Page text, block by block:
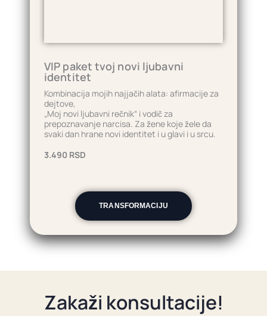
VIP paket tvoj novi ljubavni
identitet
Kombinacija mojih najjačih alata: afirmacije za
dejtove,
„Moj novi ljubavni rečnik“ i vodič za
prepoznavanje narcisa. Za žene koje žele da
svaki dan hrane novi identitet i u glavi i u srcu.
3.490 RSD
TRANSFORMACIJU
Zakaži konsultacije!